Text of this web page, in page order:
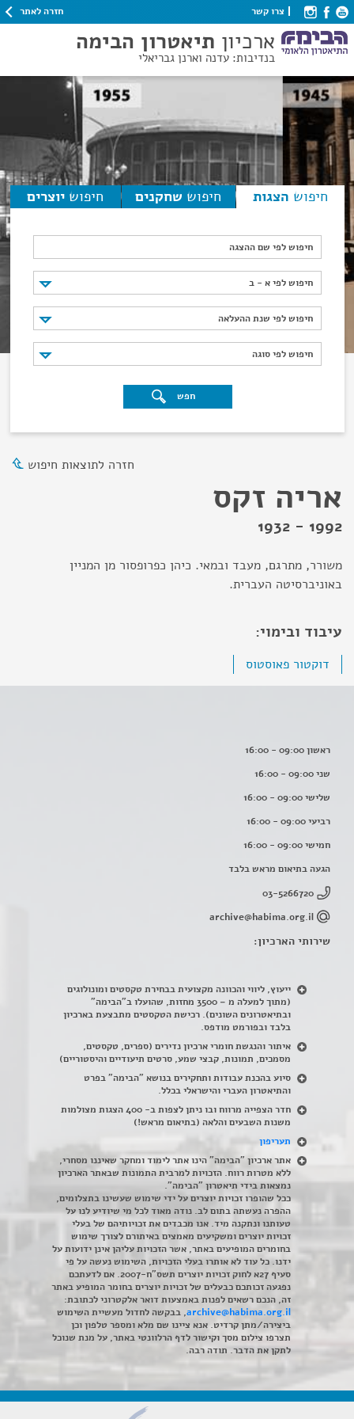
צרו קשר חזרה לאתר
ארכיון תיאטרון הבימה
בנדיבות: עדנה וארנן גבריאלי
חיפוש הצגות חיפוש שחקנים חיפוש יוצרים
חיפוש לפי שם ההצגה
חיפוש לפי א - ב
חיפוש לפי א - ב
חיפוש לפי שנת ההעלאה
חיפוש לפי שנת ההעלאה
חיפוש לפי סוגה
חיפוש לפי סוגה
חפש
חזרה לתוצאות חיפוש
אריה זקס
1992 - 1932
משורר, מתרגם, מעבד ובמאי. כיהן כפרופסור מן המניין
באוניברסיטה העברית.
עיבוד ובימוי:
דוקטור פאוסטוס
ראשון 09:00 - 16:00
שני 09:00 - 16:00
שלישי 09:00 - 16:00
רביעי 09:00 - 16:00
חמישי 09:00 - 16:00
הגעה בתיאום מראש בלבד
03-5266720
archive@habima.org.il
שירותי הארכיון:
ייעוץ, ליווי והכוונה מקצועית בבחירת טקסטים ומונולוגים
(מתוך למעלה מ – 3500 מחזות, שהועלו ב"הבימה"
ובתיאטרונים השונים). רכישת הטקסטים מתבצעת בארכיון
בלבד ובפורמט מודפס.
איתור והנגשת חומרי ארכיון נדירים (ספרים, טקסטים,
מסמכים, תמונות, קבצי שמע, סרטים תיעודיים והיסטוריים)
סיוע בהכנת עבודות ותחקירים בנושא "הבימה" בפרט
והתיאטרון העברי והישראלי בכלל.
חדר הצפייה מרווח ובו ניתן לצפות ב- 400 הצגות מצולמות
משנות השבעים והלאה (בתיאום מראש!)
תעריפון
אתר ארכיון "הבימה" הינו אתר לימוד ומחקר שאיננו מסחרי,
ללא מטרות רווח. הזכויות למרבית התמונות שבאתר הארכיון
נמצאות בידי תיאטרון "הבימה".
ככל שהופרו זכויות יוצרים על ידי שימוש שעשינו בתצלומים,
ההפרה נעשתה בתום לב. נודה מאוד לכל מי שיודיע לנו על
טעותנו ונתקנה מיד. אנו מכבדים את זכויותיהם של בעלי
זכויות יוצרים ומשקיעים מאמצים באיתורם לצורך שימוש
בחומרים המופיעים באתר, אשר הזכויות עליהן אינן ידועות על
ידנו. כל עוד לא אותרו בעלי הזכויות, השימוש נעשה על פי
סעיף 27א לחוק זכויות יוצרים תשס"ח-2007. אם לדעתכם
נפגעה זכותכם כבעלים של זכויות יוצרים בחומר המופיע באתר
זה, הנכם רשאים לפנות באמצעות דואר אלקטרוני לכתובת:
archive@habima.org.il, בבקשה לחדול מעשיית השימוש
ביצירה/מתן קרדיט. אנא ציינו שם מלא ומספר טלפון וכן
תצרפו צילום מסך וקישור לדף הרלוונטי באתר, על מנת שנוכל
לתקן את הדבר. תודה רבה.